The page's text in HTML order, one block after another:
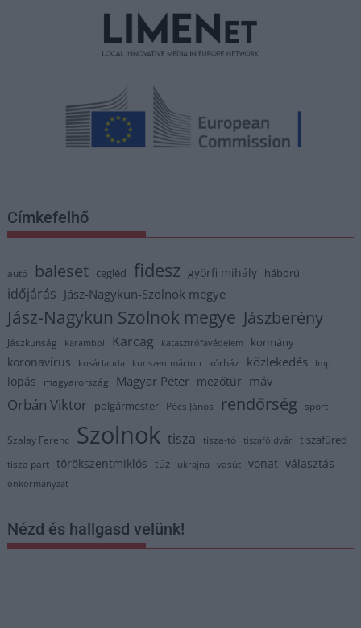
Címkefelhő
autó baleset cegléd fidesz györfi mihály háború
időjárás Jász-Nagykun-Szolnok megye
Jász-Nagykun Szolnok megye Jászberény
Jászkunság karambol Karcag katasztrófavédelem kormány
koronavírus kosárlabda kunszentmárton kórház közlekedés lmp
lopás magyarország Magyar Péter mezőtúr máv
Orbán Viktor polgármester Pócs János rendőrség sport
Szalay Ferenc Szolnok tisza tisza-tó tiszaföldvár tiszafüred
tisza part törökszentmiklós tűz ukrajna vasút vonat választás
önkormányzat
Nézd és hallgasd velünk!